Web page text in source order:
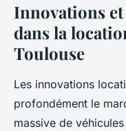
Innovations
dans la
Toulouse
Les innovations
profondément le
massive de